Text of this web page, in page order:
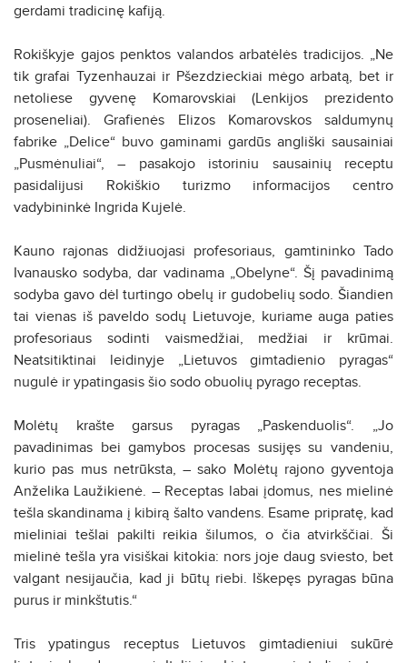
gerdami tradicinę kafiją.
Rokiškyje gajos penktos valandos arbatėlės tradicijos. „Ne
tik grafai Tyzenhauzai ir Pšezdzieckiai mėgo arbatą, bet ir
netoliese gyvenę Komarovskiai (Lenkijos prezidento
proseneliai). Grafienės Elizos Komarovskos saldumynų
fabrike „Delice“ buvo gaminami gardūs angliški sausainiai
„Pusmėnuliai“, – pasakojo istoriniu sausainių receptu
pasidalijusi Rokiškio turizmo informacijos centro
vadybininkė Ingrida Kujelė.
Kauno rajonas didžiuojasi profesoriaus, gamtininko Tado
Ivanausko sodyba, dar vadinama „Obelyne“. Šį pavadinimą
sodyba gavo dėl turtingo obelų ir gudobelių sodo. Šiandien
tai vienas iš paveldo sodų Lietuvoje, kuriame auga paties
profesoriaus sodinti vaismedžiai, medžiai ir krūmai.
Neatsitiktinai leidinyje „Lietuvos gimtadienio pyragas“
nugulė ir ypatingasis šio sodo obuolių pyrago receptas.
Molėtų krašte garsus pyragas „Paskenduolis“. „Jo
pavadinimas bei gamybos procesas susijęs su vandeniu,
kurio pas mus netrūksta, – sako Molėtų rajono gyventoja
Anželika Laužikienė. – Receptas labai įdomus, nes mielinė
tešla skandinama į kibirą šalto vandens. Esame pripratę, kad
mieliniai tešlai pakilti reikia šilumos, o čia atvirkščiai. Ši
mielinė tešla yra visiškai kitokia: nors joje daug sviesto, bet
valgant nesijaučia, kad ji būtų riebi. Iškepęs pyragas būna
purus ir minkštutis.“
Tris ypatingus receptus Lietuvos gimtadieniui sukūrė